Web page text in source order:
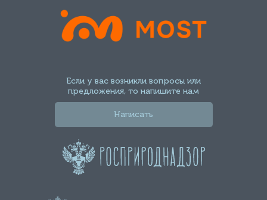
Если у вас возникли вопросы или
предложения, то напишите нам
Написать